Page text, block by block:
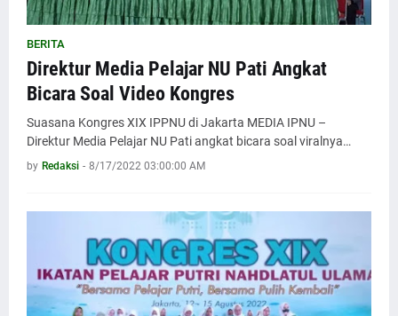
BERITA
Direktur Media Pelajar NU Pati Angkat
Bicara Soal Video Kongres
Suasana Kongres XIX IPPNU di Jakarta MEDIA IPNU –
Direktur Media Pelajar NU Pati angkat bicara soal viralnya…
by Redaksi - 8/17/2022 03:00:00 AM